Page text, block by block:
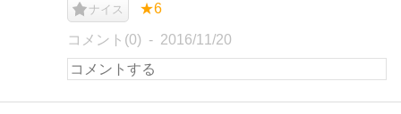
ナイス ★6
コメント(0) 2016/11/20